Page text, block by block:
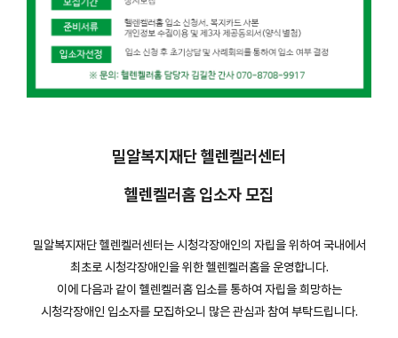
밀알복지재단 헬렌켈러센터
헬렌켈러홈 입소자 모집
밀알복지재단 헬렌켈러센터는 시청각장애인의 자립을 위하여 국내에서
최초로 시청각장애인을 위한 헬렌켈러홈을 운영합니다.
이에 다음과 같이 헬렌켈러홈 입소를 통하여 자립을 희망하는
시청각장애인 입소자를 모집하오니 많은 관심과 참여 부탁드립니다.